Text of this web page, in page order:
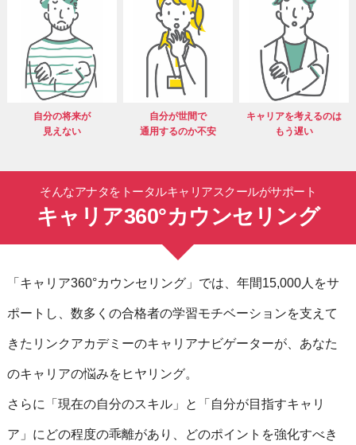
自分の将来が
見えない
自分が世間で
通用するのか不安
キャリアを考えるのは
もう遅い
そんなアナタを トータルキャリアスクールがサポート
キャリア360°カウンセリング
「キャリア360°カウンセリング」では、年間15,000人をサ
ポートし、数多くの合格者の学習モチベーションを支えて
きたリンクアカデミーのキャリアナビゲーターが、あなた
のキャリアの悩みをヒヤリング。
さらに「現在の自分のスキル」と「自分が目指すキャリ
ア」にどの程度の乖離があり、どのポイントを強化すべき